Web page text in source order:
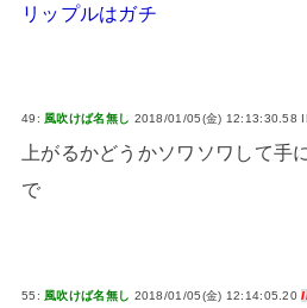
リップルはガチ
49: 風吹けば名無し 2018/01/05(金) 12:13:30.58
上がるかどうかソワソワして手
で
55: 風吹けば名無し 2018/01/05(金) 12:14:05.20